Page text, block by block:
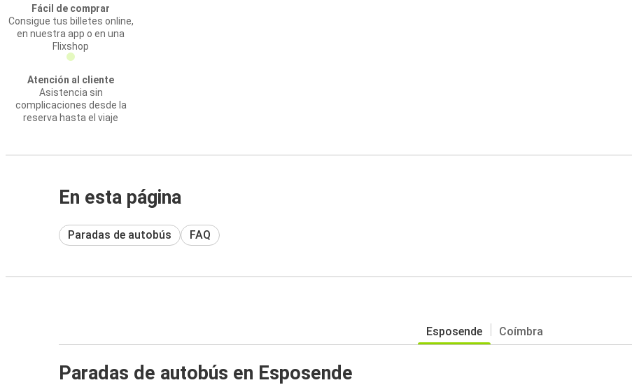
Fácil de comprar
Consigue tus billetes online,
en nuestra app o en una
Flixshop
Atención al cliente
Asistencia sin
complicaciones desde la
reserva hasta el viaje
En esta página
Paradas de autobús FAQ
Esposende Coímbra
Paradas de autobús en Esposende